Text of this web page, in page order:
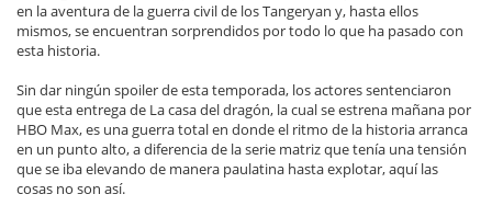
en la aventura de la guerra civil de los Tangeryan y, hasta ellos
mismos, se encuentran sorprendidos por todo lo que ha pasado con
esta historia.
Sin dar ningún spoiler de esta temporada, los actores sentenciaron
que esta entrega de La casa del dragón, la cual se estrena mañana por
HBO Max, es una guerra total en donde el ritmo de la historia arranca
en un punto alto, a diferencia de la serie matriz que tenía una tensión
que se iba elevando de manera paulatina hasta explotar, aquí las
cosas no son así.